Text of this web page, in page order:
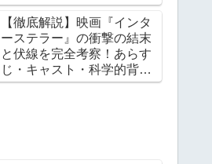
ストを総まとめ！
【徹底解説】映画『インタ
ーステラー』の衝撃の結末
と伏線を完全考察！あらす
じ・キャスト・科学的背景
まで総まとめ